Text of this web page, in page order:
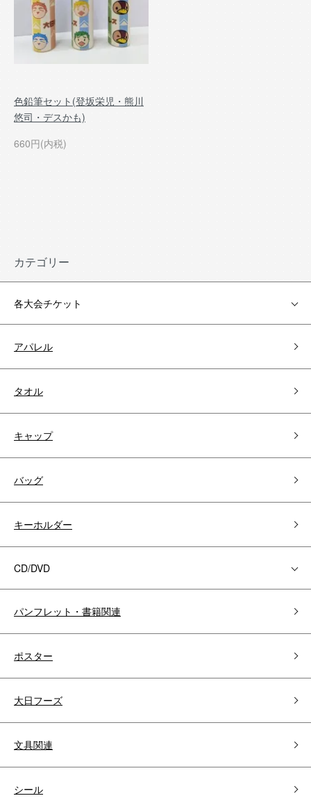
色鉛筆セット(登坂栄児・熊川
悠司・デスかも)
660円(内税)
カテゴリー
各大会チケット
アパレル
タオル
キャップ
バッグ
キーホルダー
CD/DVD
パンフレット・書籍関連
ポスター
大日フーズ
文具関連
シール